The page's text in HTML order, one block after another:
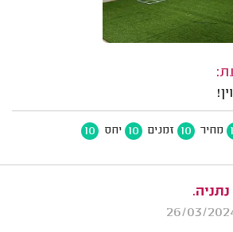
מחיר 10 זמנים 10 יחס 10